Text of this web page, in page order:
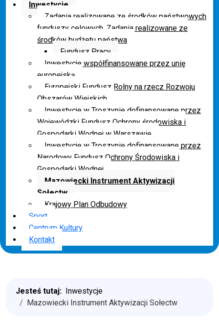
Inwestycje
Zadania realizowane ze środków państwowych
funduszy celowych. Zadania realizowane ze
środków budżetu państwa
Fundusz Pracy
Inwestycje współfinansowane przez unię
europejską
Europejski Fundusz Rolny na rzecz Rozwoju
Obszarów Wiejskich
Inwestycje w Troszynie dofinansowane przez
Wojewódzki Fundusz Ochrony środowiska i
Gospodarki Wodnej w Warszawie
Inwestycje w Troszynie dofinansowane przez
Narodowy Fundusz Ochrony Środowiska i
Gospodarki Wodnej
Mazowiecki Instrument Aktywizacji
Sołectw
Krajowy Plan Odbudowy
Sport
Centrum Kultury
Kontakt
Jesteś tutaj: Inwestycje
Mazowiecki Instrument Aktywizacji Sołectw